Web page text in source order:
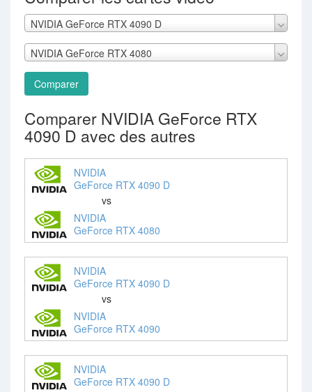
NVIDIA GeForce RTX 4090 D
NVIDIA GeForce RTX 4080
Comparer
Comparer NVIDIA GeForce RTX
4090 D avec des autres
NVIDIA
GeForce RTX 4090 D
vs
NVIDIA
GeForce RTX 4080
NVIDIA
GeForce RTX 4090 D
vs
NVIDIA
GeForce RTX 4090
NVIDIA
GeForce RTX 4090 D